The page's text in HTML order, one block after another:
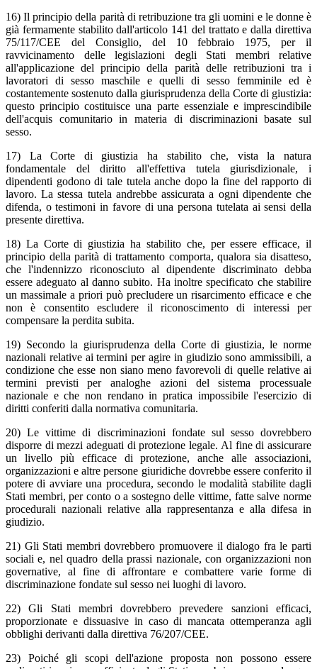
16) Il principio della parità di retribuzione tra gli uomini e le donne è
già fermamente stabilito dall'articolo 141 del trattato e dalla direttiva
75/117/CEE del Consiglio, del 10 febbraio 1975, per il
ravvicinamento delle legislazioni degli Stati membri relative
all'applicazione del principio della parità delle retribuzioni tra i
lavoratori di sesso maschile e quelli di sesso femminile ed è
costantemente sostenuto dalla giurisprudenza della Corte di giustizia:
questo principio costituisce una parte essenziale e imprescindibile
dell'acquis comunitario in materia di discriminazioni basate sul
sesso.
17) La Corte di giustizia ha stabilito che, vista la natura
fondamentale del diritto all'effettiva tutela giurisdizionale, i
dipendenti godono di tale tutela anche dopo la fine del rapporto di
lavoro. La stessa tutela andrebbe assicurata a ogni dipendente che
difenda, o testimoni in favore di una persona tutelata ai sensi della
presente direttiva.
18) La Corte di giustizia ha stabilito che, per essere efficace, il
principio della parità di trattamento comporta, qualora sia disatteso,
che l'indennizzo riconosciuto al dipendente discriminato debba
essere adeguato al danno subito. Ha inoltre specificato che stabilire
un massimale a priori può precludere un risarcimento efficace e che
non è consentito escludere il riconoscimento di interessi per
compensare la perdita subita.
19) Secondo la giurisprudenza della Corte di giustizia, le norme
nazionali relative ai termini per agire in giudizio sono ammissibili, a
condizione che esse non siano meno favorevoli di quelle relative ai
termini previsti per analoghe azioni del sistema processuale
nazionale e che non rendano in pratica impossibile l'esercizio di
diritti conferiti dalla normativa comunitaria.
20) Le vittime di discriminazioni fondate sul sesso dovrebbero
disporre di mezzi adeguati di protezione legale. Al fine di assicurare
un livello più efficace di protezione, anche alle associazioni,
organizzazioni e altre persone giuridiche dovrebbe essere conferito il
potere di avviare una procedura, secondo le modalità stabilite dagli
Stati membri, per conto o a sostegno delle vittime, fatte salve norme
procedurali nazionali relative alla rappresentanza e alla difesa in
giudizio.
21) Gli Stati membri dovrebbero promuovere il dialogo fra le parti
sociali e, nel quadro della prassi nazionale, con organizzazioni non
governative, al fine di affrontare e combattere varie forme di
discriminazione fondate sul sesso nei luoghi di lavoro.
22) Gli Stati membri dovrebbero prevedere sanzioni efficaci,
proporzionate e dissuasive in caso di mancata ottemperanza agli
obblighi derivanti dalla direttiva 76/207/CEE.
23) Poiché gli scopi dell'azione proposta non possono essere